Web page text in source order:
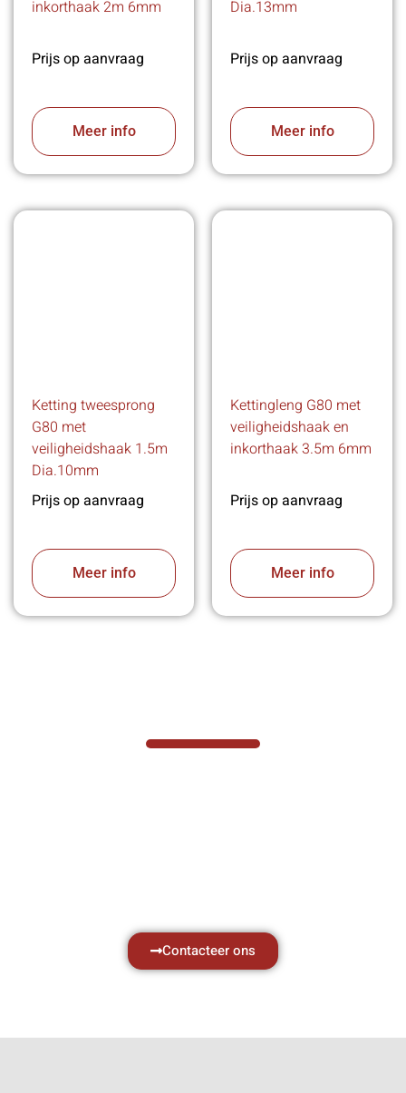
inkorthaak 2m 6mm
Prijs op aanvraag
Meer info
Dia.13mm
Prijs op aanvraag
Meer info
Ketting tweesprong
G80 met
veiligheidshaak 1.5m
Dia.10mm
Prijs op aanvraag
Meer info
Kettingleng G80 met
veiligheidshaak en
inkorthaak 3.5m 6mm
Prijs op aanvraag
Meer info
Contacteer ons